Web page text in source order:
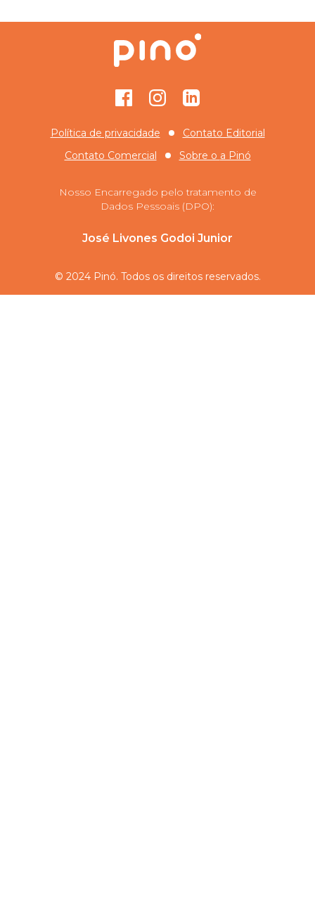
FacebookInstagramGitHub
Política de privacidade
Contato Editorial
Contato Comercial
Sobre o a Pinó
Nosso Encarregado pelo tratamento de
Dados Pessoais (DPO):
José Livones Godoi Junior
© 2024 Pinó. Todos os direitos reservados.